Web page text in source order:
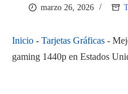
marzo 26, 2026
Inicio - Tarjetas Gráficas -
gaming 1440p en Estados